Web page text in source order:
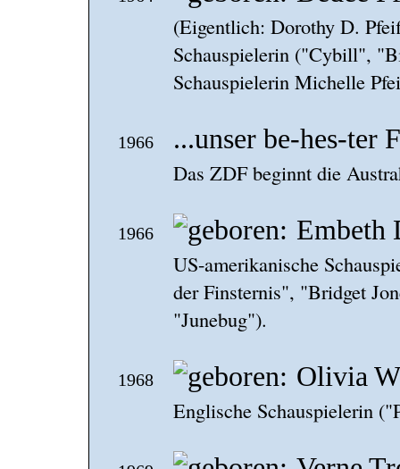
(Eigentlich: Dorothy D.
Schauspielerin ("Cybill",
Schauspielerin Michelle
1966 ...unser be-hes-ter
Das ZDF beginnt die
1966 Embeth
US-amerikanische
der Finsternis", "Bridget
"Junebug").
1968 Olivia
Englische Schauspielerin